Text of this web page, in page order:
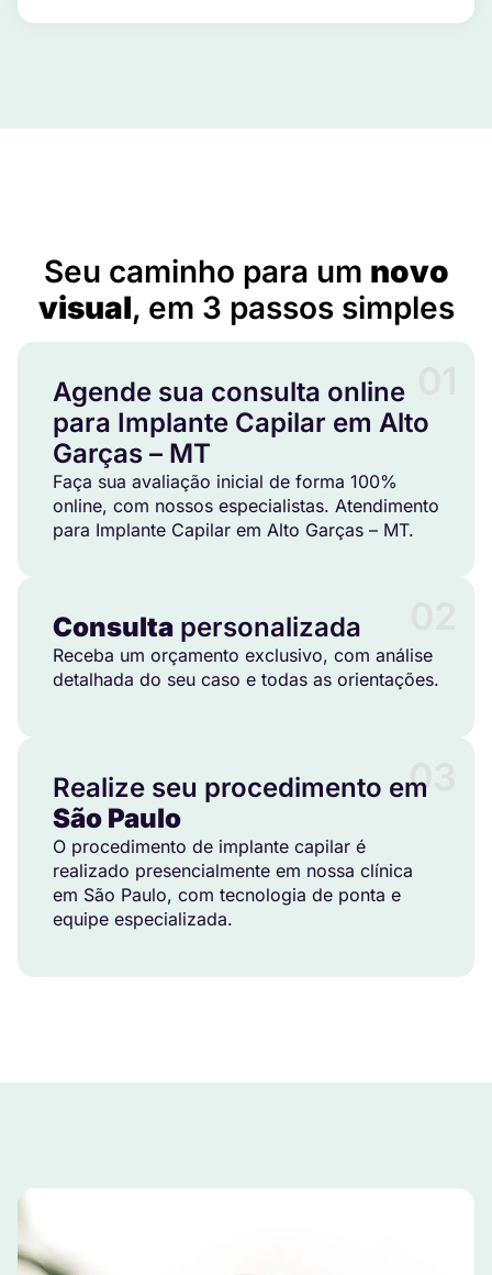
Seu caminho para um novo
visual, em 3 passos simples
Agende sua consulta online
para Implante Capilar em Alto
Garças – MT
Faça sua avaliação inicial de forma 100%
online, com nossos especialistas. Atendimento
para Implante Capilar em Alto Garças – MT.
Consulta personalizada
Receba um orçamento exclusivo, com análise
detalhada do seu caso e todas as orientações.
03
Realize seu procedimento em
São Paulo
O procedimento de implante capilar é
realizado presencialmente em nossa clínica
em São Paulo, com tecnologia de ponta e
equipe especializada.